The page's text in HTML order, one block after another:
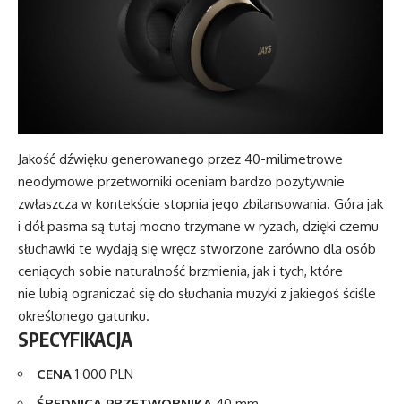
Jakość dźwięku generowanego przez 40-milimetrowe
neodymowe przetworniki oceniam bardzo pozytywnie
zwłaszcza w kontekście stopnia jego zbilansowania. Góra jak
i dół pasma są tutaj mocno trzymane w ryzach, dzięki czemu
słuchawki te wydają się wręcz stworzone zarówno dla osób
ceniących sobie naturalność brzmienia, jak i tych, które
nie lubią ograniczać się do słuchania muzyki z jakiegoś ściśle
określonego gatunku.
SPECYFIKACJA
CENA 1 000 PLN